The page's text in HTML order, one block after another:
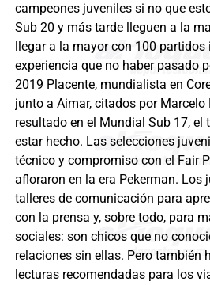
campeones juveniles si no que
Sub 20 y más tarde lleguen a la
llegar a la mayor con 100
experiencia que no haber pasado
2019 Placente, mundialista en
junto a Aimar, citados por Marcelo
resultado en el Mundial Sub 17, el
estar hecho. Las selecciones
técnico y compromiso con el Fair
afloraron en la era Pekerman. Los
talleres de comunicación para
con la prensa y, sobre todo, para
sociales: son chicos que no
relaciones sin ellas. Pero también
lecturas recomendadas para los